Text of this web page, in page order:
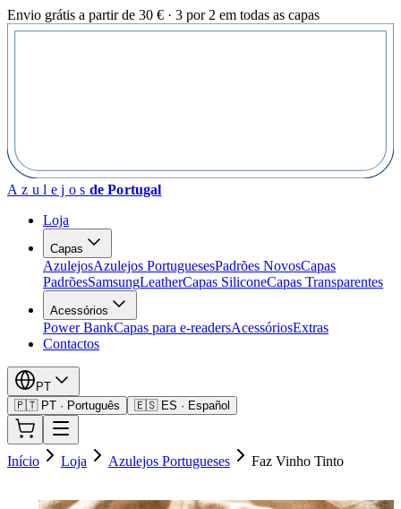
Envio grátis a partir de 30 € · 3 por 2 em todas as capas
Azulejos de Portugal
Loja
Capas
AzulejosAzulejos PortuguesesPadrões NovosCapas
PadrõesSamsungLeatherCapas SiliconeCapas Transparentes
Acessórios
Power BankCapas para e-readersAcessóriosExtras
Contactos
PT
🇵🇹 PT · Português
🇪🇸 ES · Español
Início Loja Azulejos Portugueses Faz Vinho Tinto